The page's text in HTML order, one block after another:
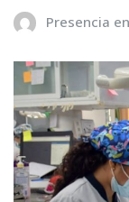
Presencia